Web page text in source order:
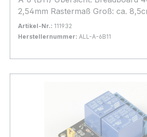
2,54mm Rastermaß Groß: ca. 8,5cm x 5,5cm x
0,85cm Doppelklebeband auf der Rückseite
mehrere Boards können
Artikel-Nr.: 111932
Herstellernummer: ALL-A-6B11
In den Warenkorb